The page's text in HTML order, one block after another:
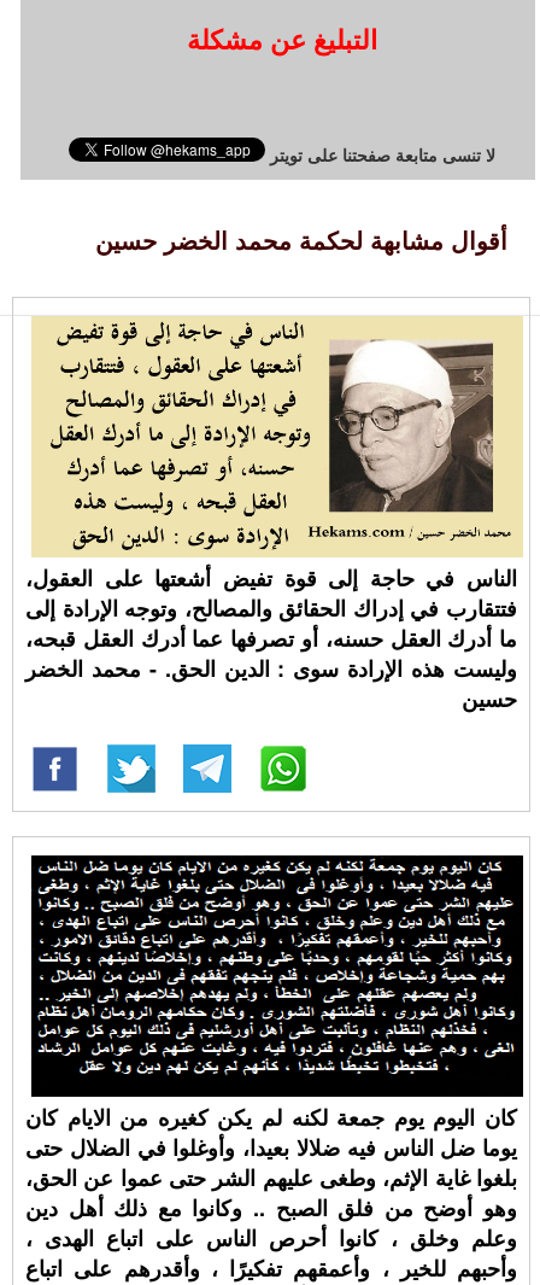
التبليغ عن مشكلة
لا تنسى متابعة صفحتنا على تويتر
أقوال مشابهة لحكمة محمد الخضر حسين
الناس في حاجة إلى قوة تفيض أشعتها على العقول،
فتتقارب في إدراك الحقائق والمصالح، وتوجه الإرادة إلى
ما أدرك العقل حسنه، أو تصرفها عما أدرك العقل قبحه،
وليست هذه الإرادة سوى : الدين الحق. - محمد الخضر
حسين
كان اليوم يوم جمعة لكنه لم يكن كغيره من الايام كان
يوما ضل الناس فيه ضلالا بعيدا، وأوغلوا في الضلال حتى
بلغوا غاية الإثم، وطغى عليهم الشر حتى عموا عن الحق،
وهو أوضح من فلق الصبح .. وكانوا مع ذلك أهل دين
وعلم وخلق ، كانوا أحرص الناس على اتباع الهدى ،
وأحبهم للخير ، وأعمقهم تفكيرًا ، وأقدرهم على اتباع